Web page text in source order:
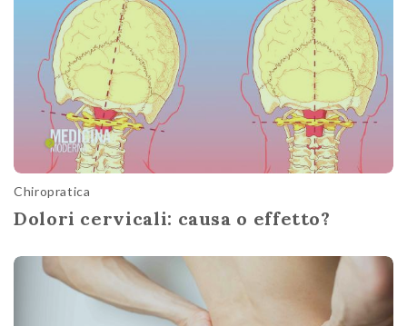
Chiropratica
Dolori cervicali: causa o effetto?